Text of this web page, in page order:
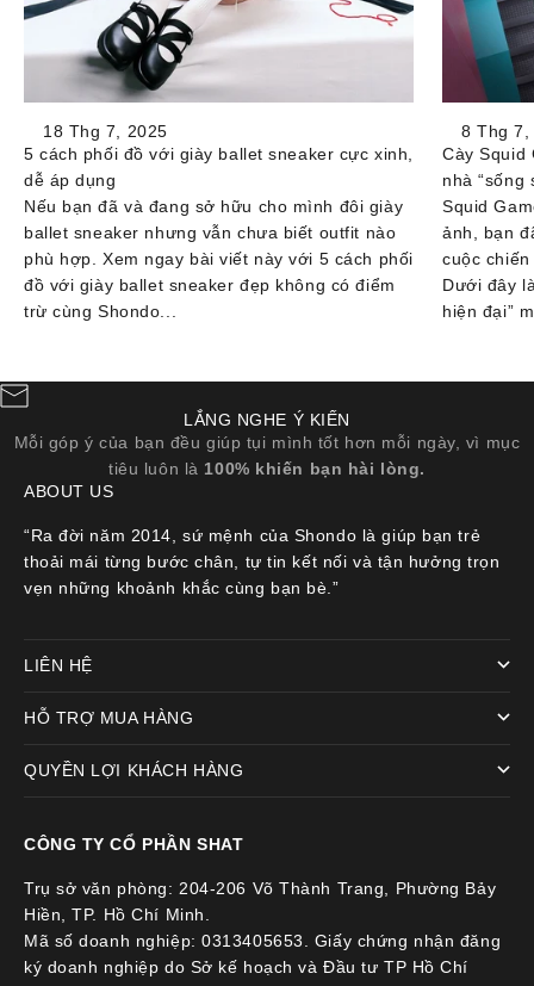
18 Thg 7, 2025
5 cách phối đồ với giày ballet sneaker cực xinh,
dễ áp dụng
Nếu bạn đã và đang sở hữu cho mình đôi giày
ballet sneaker nhưng vẫn chưa biết outfit nào
phù hợp. Xem ngay bài viết này với 5 cách phối
đồ với giày ballet sneaker đẹp không có điểm
trừ cùng Shondo...
8 Thg 7,
Cày Squid
nhà “sống
Squid
ảnh, bạn
cuộc
Dưới đây
hiện đại”
LẮNG NGHE Ý KIẾN
Mỗi góp ý của bạn đều giúp tụi mình tốt hơn mỗi ngày, vì mục
tiêu luôn là 100% khiến bạn hài lòng.
ABOUT US
“Ra đời năm 2014, sứ mệnh của Shondo là giúp bạn trẻ
thoải mái từng bước chân, tự tin kết nối và tận hưởng trọn
vẹn những khoảnh khắc cùng bạn bè.”
LIÊN HỆ
HỖ TRỢ MUA HÀNG
QUYỀN LỢI KHÁCH HÀNG
CÔNG TY CỔ PHẦN SHAT
Trụ sở văn phòng: 204-206 Võ Thành Trang, Phường Bảy
Hiền, TP. Hồ Chí Minh.
Mã số doanh nghiệp: 0313405653. Giấy chứng nhận đăng
ký doanh nghiệp do Sở kế hoạch và Đầu tư TP Hồ Chí